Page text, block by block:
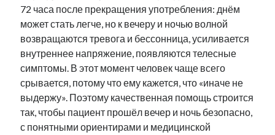
72 часа после прекращения употребления: днём
может стать легче, но к вечеру и ночью волной
возвращаются тревога и бессонница, усиливается
внутреннее напряжение, появляются телесные
симптомы. В этот момент человек чаще всего
срывается, потому что ему кажется, что «иначе не
выдержу». Поэтому качественная помощь строится
так, чтобы пациент прошёл вечер и ночь безопасно,
с понятными ориентирами и медицинской